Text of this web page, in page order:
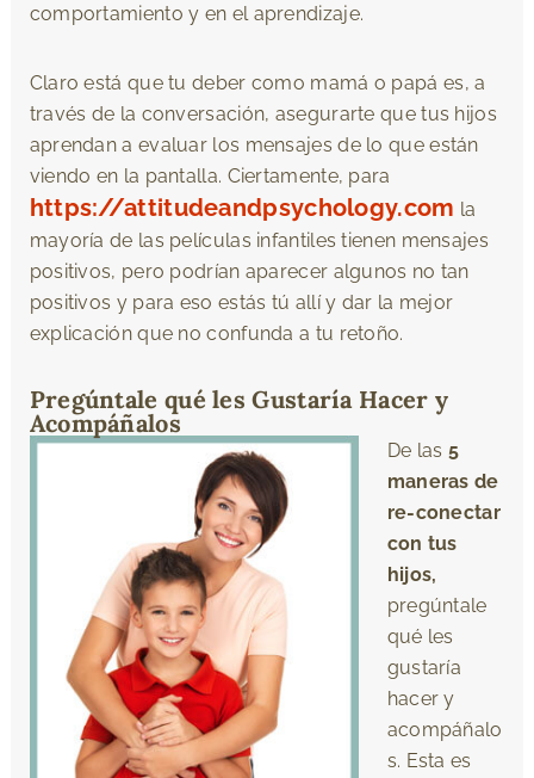
comportamiento y en el aprendizaje.
Claro está que tu deber como mamá o papá es, a
través de la conversación, asegurarte que tus hijos
aprendan a evaluar los mensajes de lo que están
viendo en la pantalla. Ciertamente, para
https://attitudeandpsychology.com la
mayoría de las películas infantiles tienen mensajes
positivos, pero podrían aparecer algunos no tan
positivos y para eso estás tú allí y dar la mejor
explicación que no confunda a tu retoño.
Pregúntale qué les Gustaría Hacer y
Acompáñalos
De las 5
maneras de
re-conectar
con tus
hijos,
pregúntale
qué les
gustaría
hacer y
acompáñalo
s. Esta es